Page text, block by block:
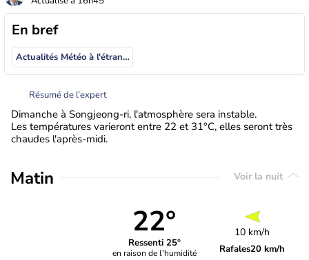
En bref
Actualités Météo à l'étranger
Résumé de l’expert
Dimanche à Songjeong-ri, l'atmosphère sera instable.
Les températures varieront entre 22 et 31°C, elles seront très
chaudes l'après-midi.
Matin Voir la nuit
22°
Ressenti 25°
en raison de l'humidité
10 km/h
Rafales20 km/h